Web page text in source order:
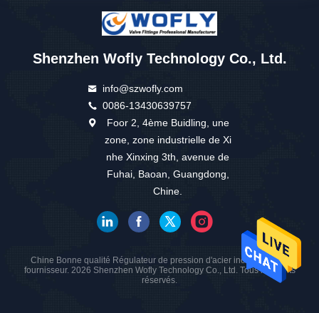
Shenzhen Wofly Technology Co., Ltd.
info@szwofly.com
0086-13430639757
Foor 2, 4ème Buidling, une
zone, zone industrielle de Xi
nhe Xinxing 3th, avenue de
Fuhai, Baoan, Guangdong,
Chine.
Chine Bonne qualité Régulateur de pression d'acier inoxydable Le
fournisseur. 2026 Shenzhen Wofly Technology Co., Ltd. Tous les droits
réservés.